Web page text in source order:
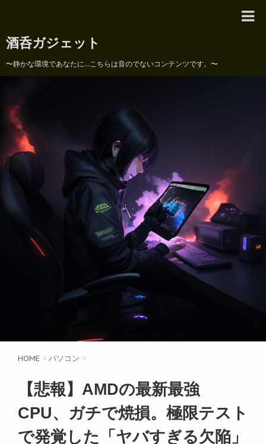
酒呑ガジェット
〜静かな環境であなたに...こちらは音のでないコンテンツです。〜
HOME > パソコン >
【悲報】AMDの最新最強
CPU、ガチで焼損。極限テスト
で発覚した「ヤバすぎる欠陥」